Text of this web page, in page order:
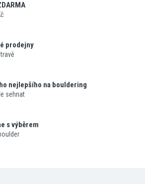
prodejny
nejlepšího na bouldering
sehnat
s výběrem